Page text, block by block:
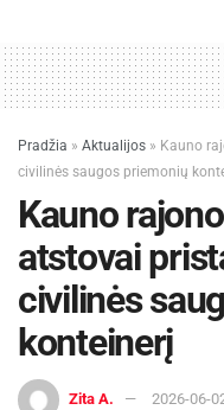
Pradžia » Aktualijos » Kauno
civilinės saugos priemonių
Kauno
atstovai
civilinės
konteinerį
Zita A. 2026-06-